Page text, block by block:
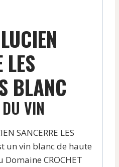
LES
BLANC
VIN
SANCERRE LES
un vin blanc de haute
CROCHET